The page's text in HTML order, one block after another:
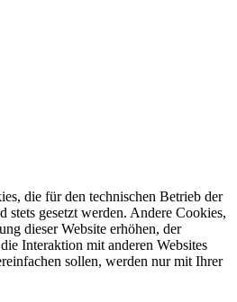
die für den technischen Betrieb der
stets gesetzt werden. Andere Cookies,
dieser Website erhöhen, der
Interaktion mit anderen Websites
sollen, werden nur mit Ihrer